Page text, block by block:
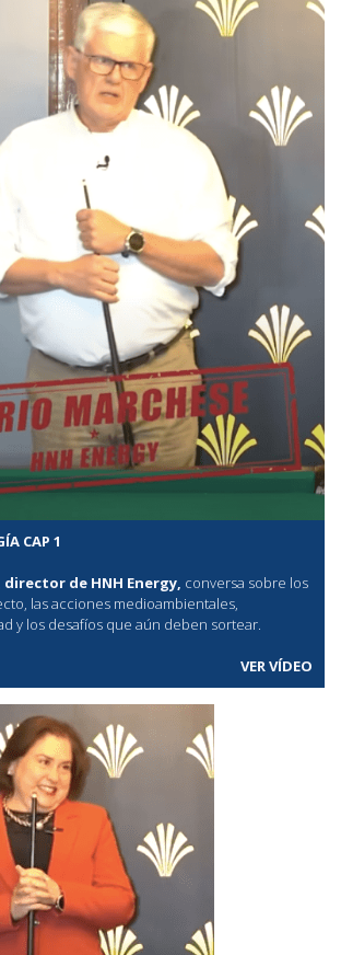
CAP 1
de HNH Energy, conversa sobre los
las acciones medioambientales,
y los desafíos que aún deben sortear.
VER VÍDEO